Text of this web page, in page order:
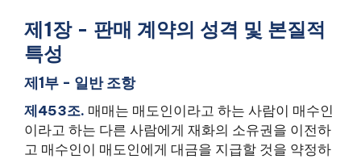
제1장 - 판매 계약의 성격 및 본질적
특성
제1부 - 일반 조항
제453조. 매매는 매도인이라고 하는 사람이 매수인
이라고 하는 다른 사람에게 재화의 소유권을 이전하
고 매수인이 매도인에게 대금을 지급할 것을 약정하